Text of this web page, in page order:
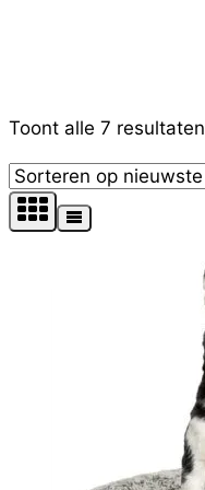
Toont alle 7 resultaten